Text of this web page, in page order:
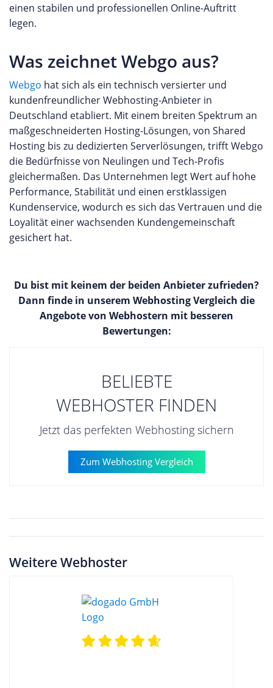
einen stabilen und professionellen Online-Auftritt
legen.
Was zeichnet Webgo aus?
Webgo hat sich als ein technisch versierter und
kundenfreundlicher Webhosting-Anbieter in
Deutschland etabliert. Mit einem breiten Spektrum an
maßgeschneiderten Hosting-Lösungen, von Shared
Hosting bis zu dedizierten Serverlösungen, trifft Webgo
die Bedürfnisse von Neulingen und Tech-Profis
gleichermaßen. Das Unternehmen legt Wert auf hohe
Performance, Stabilität und einen erstklassigen
Kundenservice, wodurch es sich das Vertrauen und die
Loyalität einer wachsenden Kundengemeinschaft
gesichert hat.
Du bist mit keinem der beiden Anbieter zufrieden?
Dann finde in unserem Webhosting Vergleich die
Angebote von Webhostern mit besseren
Bewertungen:
BELIEBTE
WEBHOSTER FINDEN
Jetzt das perfekten Webhosting sichern
Zum Webhosting Vergleich
Weitere Webhoster